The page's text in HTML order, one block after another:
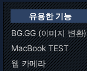
유용한 기능
BG.GG (이미지 변환)
MacBook TEST
웹 카메라